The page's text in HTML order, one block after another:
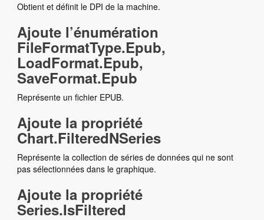
Obtient et définit le DPI de la machine.
Ajoute l’énumération
FileFormatType.Epub,
LoadFormat.Epub,
SaveFormat.Epub
Représente un fichier EPUB.
Ajoute la propriété
Chart.FilteredNSeries
Représente la collection de séries de données qui ne sont
pas sélectionnées dans le graphique.
Ajoute la propriété
Series.IsFiltered